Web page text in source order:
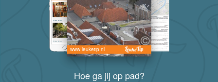
www.leuketip.nl
Hoe ga jij op pad?